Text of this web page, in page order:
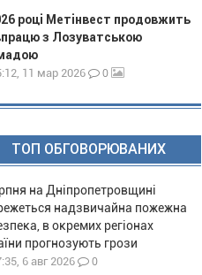
році Метінвест продовжить
з Лозуватською
11 мар 2026 0
ТОП ОБГОВОРЮВАНИХ
на Дніпропетровщині
надзвичайна пожежна
в окремих регіонах
прогнозують грози
6 авг 2026 0